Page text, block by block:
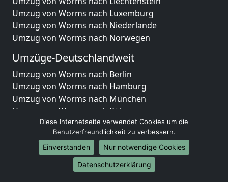
Umzug von Worms nach Luxemburg
Umzug von Worms nach Niederlande
Umzug von Worms nach Norwegen
Umzüge-Deutschlandweit
Umzug von Worms nach Berlin
Umzug von Worms nach Hamburg
Umzug von Worms nach München
Umzug von Worms nach Köln
Umzug von Worms nach Frankfurt am Main
Umzug von Worms nach Stuttgart
Umzug von Worms nach Düsseldorf
Umzug von Worms nach Leipzig
Umzug von Worms nach Dortmund
Diese Internetseite verwendet Cookies um die
Benutzerfreundlichkeit zu verbessern.
Einverstanden
Nur notwendige Cookies
Datenschutzerklärung